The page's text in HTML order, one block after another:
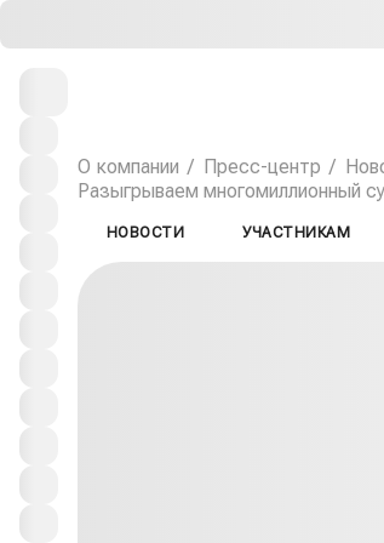
О компании Пресс-центр
Разыгрываем многомиллионный
НОВОСТИ УЧАСТНИКАМ